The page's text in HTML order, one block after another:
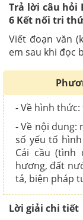
Trả lời câu hỏi
6 Kết nối tri
Viết đoạn văn
em sau khi đọc
- Về hình
- Về nội dung:
số yếu tố
Cái cầu (tình
hương, đất
tả, biện pháp
Lời giải chi tiết